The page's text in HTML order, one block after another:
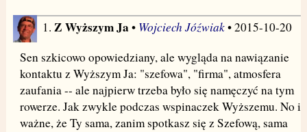
1. Z Wyższym Ja • Wojciech Jóźwiak• 2015-10-20
Sen szkicowo opowiedziany, ale wygląda na nawiązanie
kontaktu z Wyższym Ja: "szefowa", "firma", atmosfera
zaufania -- ale najpierw trzeba było się namęczyć na tym
rowerze. Jak zwykle podczas wspinaczek Wyższemu. No i
ważne, że Ty sama, zanim spotkasz się z Szefową, sama